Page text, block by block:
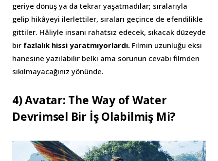
geriye dönüş ya da tekrar yaşatmadılar; sıralarıyla
gelip hikâyeyi ilerlettiler, sıraları geçince de efendilikle
gittiler. Hâliyle insanı rahatsız edecek, sıkacak düzeyde
bir fazlalık hissi yaratmıyorlardı. Filmin uzunluğu eksi
hanesine yazılabilir belki ama sorunun cevabı filmden
sıkılmayacağınız yönünde.
4) Avatar: The Way of Water
Devrimsel Bir İş Olabilmiş Mi?